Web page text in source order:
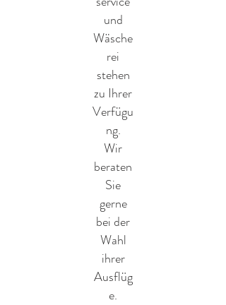
und
Wäsche
rei
stehen
zu Ihrer
Verfügu
ng.
Wir
beraten
Sie
gerne
bei der
Wahl
ihrer
Ausflüg
e.